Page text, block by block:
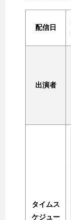
配信日
出演者
タイムス
ケジュー